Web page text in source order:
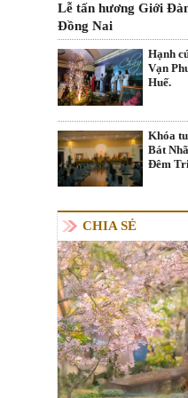
Lễ tấn hương Giới
Đồng Nai
Hạnh
Vạn
Huế.
Khóa
Bát
Đêm
CHIA SẺ